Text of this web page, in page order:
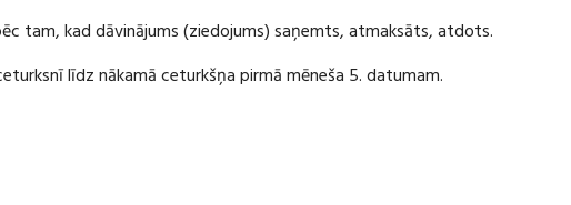
tam, kad dāvinājums (ziedojums) saņemts, atmaksāts, atdots.
līdz nākamā ceturkšņa pirmā mēneša 5. datumam.